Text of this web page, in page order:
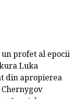
profet al epocii
Luka
din apropierea